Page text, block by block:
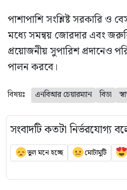
পাশাপাশি সংশ্লিষ্ট সরকারি ও
মধ্যে সমন্বয় জোরদার এবং
প্রয়োজনীয় সুপারিশ প্রদানেও
পালন করবে।
বিষয়ঃ এনবিআর চেয়ারম্যান বিডা
সংবাদটি কতটা নির্ভরযোগ্য
ভুল মনে হচ্ছে মোটামুটি